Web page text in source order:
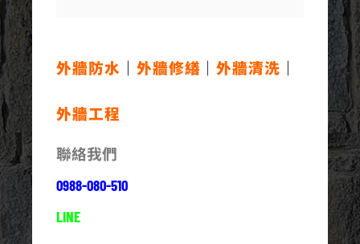
外牆防水 外牆修繕 ｜外牆清洗
外牆工程
聯絡我們
0988-080-510
LINE